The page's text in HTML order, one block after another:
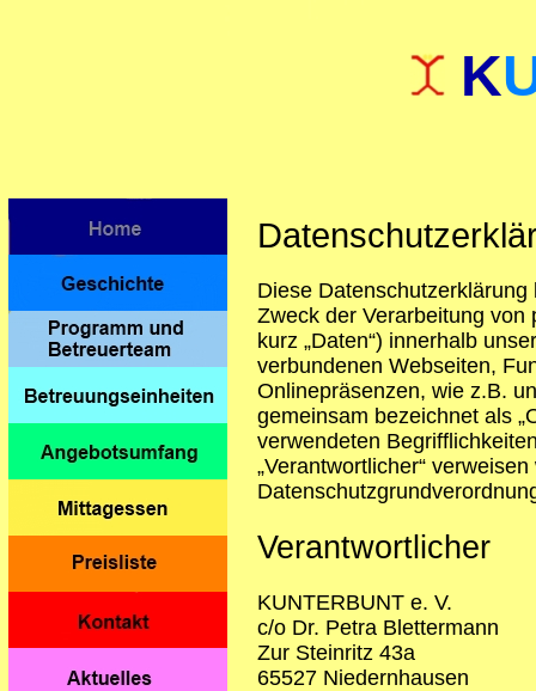
K
Diese
Zweck der Verarbeitung
kurz „Daten“) innerhalb
verbundenen Webseiten,
Onlinepräsenzen, wie z.B.
gemeinsam bezeichnet als
verwendeten
„Verantwortlicher“
Verantwortlicher
KUNTERBUNT e. V.
c/o Dr. Petra Blettermann
Zur Steinritz 43a
65527 Niedernhausen